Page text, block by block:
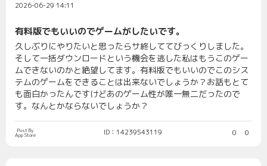
2026-06-29 14:11
有料版でもいいのでゲームがしたいです。
久しぶりにやりたいと思ったらサ終しててびっくりしました。
そして一括ダウンロードという機会を逃した私はもうこのゲー
ムできないのかと絶望してます。有料版でもいいのでこのシス
テムのゲームをできることは出来ないでしょうか？お話もとて
も面白かったんですけどあのゲーム性が唯一無二だったので
す。なんとかならないでしょうか？
Post By
App Store ID：14239543119 0 0